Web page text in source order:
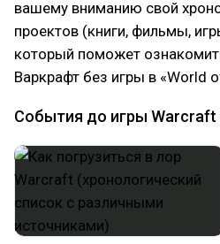
вашему вниманию свой
проектов (книги, фильмы,
который поможет
Варкрафт без игры в «World
События до игры Warcraft